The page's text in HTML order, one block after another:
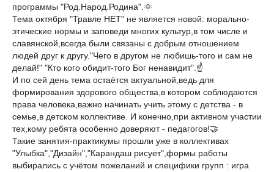
программы "Род.Народ.Родина".🌞
Тема октября "Травле НЕТ" не является новой: морально-
этические нормы и заповеди многих культур,в том числе и
славянской,всегда были связаны с добрым отношением
людей друг к другу."Чего в другом не любишь-того и сам не
делай!" "Кто кого обидит-того Бог ненавидит".☝️
И по сей день тема остаётся актуальной,ведь для
формирования здорового общества,в котором соблюдаются
права человека,важно начинать учить этому с детства - в
семье,в детском коллективе. И конечно,при активном участии
тех,кому ребята особенно доверяют - педагогов!🤝
Такие занятия-практикумы прошли уже в коллективах
"Улыбка","Дизайн","Карандаш рисует",формы работы
выбирались с учётом пожеланий и специфики групп : игра